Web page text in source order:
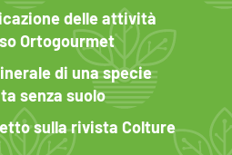
delle attività
Ortogourmet
di una specie
senza suolo
sulla rivista Colture